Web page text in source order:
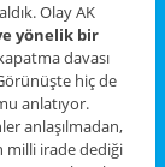
Olay AK
yönelik bir
davası
hiç de
anlatıyor.
anlaşılmadan,
milli irade dediği